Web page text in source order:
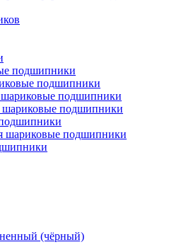
подшипники
подшипники
шариковые подшипники
шариковые подшипники
шариковые подшипники
(чёрный)